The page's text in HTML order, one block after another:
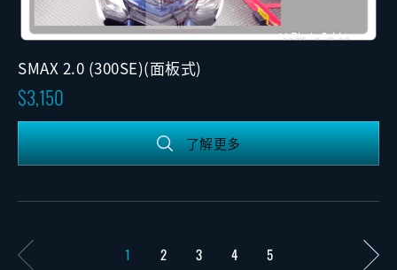
SMAX 2.0 (300SE)(面板式)
3,150
了解更多
1 2 3 4 5